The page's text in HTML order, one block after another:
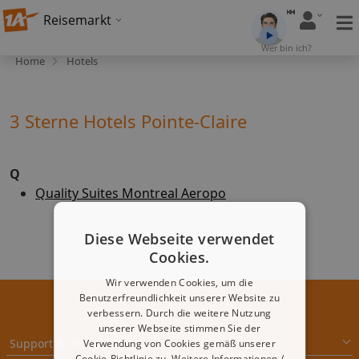
Reisemarkt
Wer bin ich?
Home Hotels
3 Sterne Hotels Pointe-Claire
Q
Quality Suites Montreal Aeropo
Support & Impressum
Diese Webseite verwendet
Cookies.
Wir verwenden Cookies, um die
Benutzerfreundlichkeit unserer Website zu
verbessern. Durch die weitere Nutzung
unserer Webseite stimmen Sie der
Verwendung von Cookies gemäß unserer